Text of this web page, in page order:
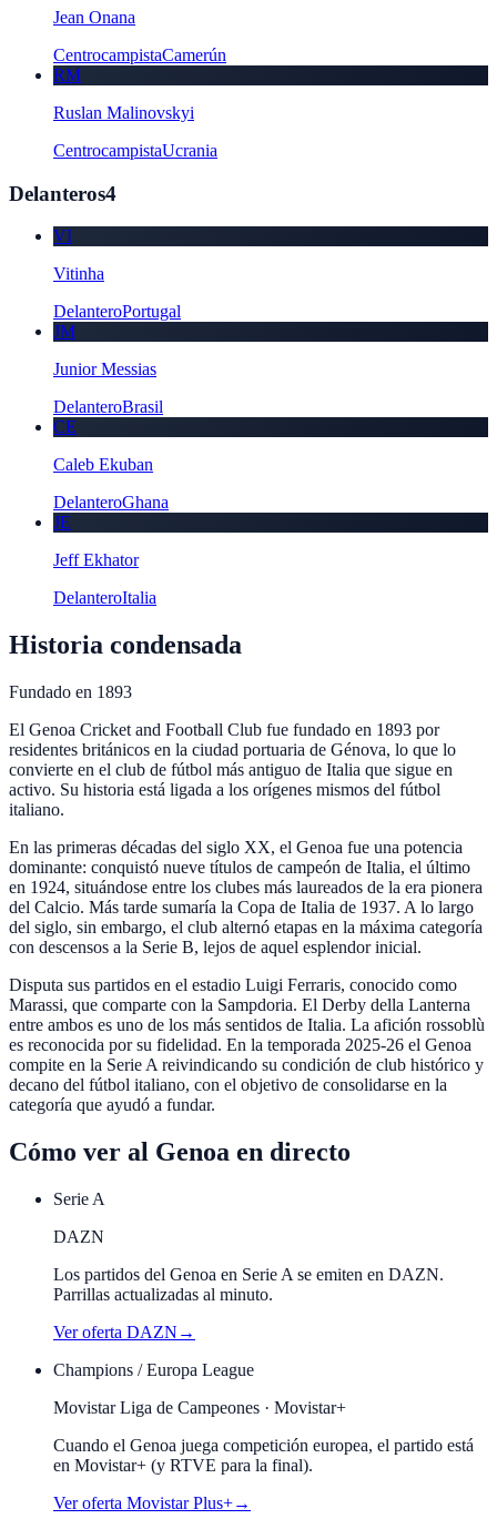
Jean Onana
CentrocampistaCamerún
RM
Ruslan Malinovskyi
CentrocampistaUcrania
Delanteros4
VI
Vitinha
DelanteroPortugal
JM
Junior Messias
DelanteroBrasil
CE
Caleb Ekuban
DelanteroGhana
JE
Jeff Ekhator
DelanteroItalia
Historia condensada
Fundado en 1893
El Genoa Cricket and Football Club fue fundado en 1893 por
residentes británicos en la ciudad portuaria de Génova, lo que lo
convierte en el club de fútbol más antiguo de Italia que sigue en
activo. Su historia está ligada a los orígenes mismos del fútbol
italiano.
En las primeras décadas del siglo XX, el Genoa fue una potencia
dominante: conquistó nueve títulos de campeón de Italia, el último
en 1924, situándose entre los clubes más laureados de la era pionera
del Calcio. Más tarde sumaría la Copa de Italia de 1937. A lo largo
del siglo, sin embargo, el club alternó etapas en la máxima categoría
con descensos a la Serie B, lejos de aquel esplendor inicial.
Disputa sus partidos en el estadio Luigi Ferraris, conocido como
Marassi, que comparte con la Sampdoria. El Derby della Lanterna
entre ambos es uno de los más sentidos de Italia. La afición rossoblù
es reconocida por su fidelidad. En la temporada 2025-26 el Genoa
compite en la Serie A reivindicando su condición de club histórico y
decano del fútbol italiano, con el objetivo de consolidarse en la
categoría que ayudó a fundar.
Cómo ver al Genoa en directo
Serie A
DAZN
Los partidos del Genoa en Serie A se emiten en DAZN.
Parrillas actualizadas al minuto.
Ver oferta DAZN →
Champions / Europa League
Movistar Liga de Campeones · Movistar+
Cuando el Genoa juega competición europea, el partido está
en Movistar+ (y RTVE para la final).
Ver oferta Movistar Plus+→